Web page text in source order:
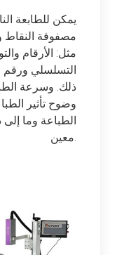
يمكن للطابعة
مصفوفة النقاط
مثل: الأرقام
التسلسلي ورقم
ذلك. وسرعة
وضوح تأثير
الطباعة وما
معين.